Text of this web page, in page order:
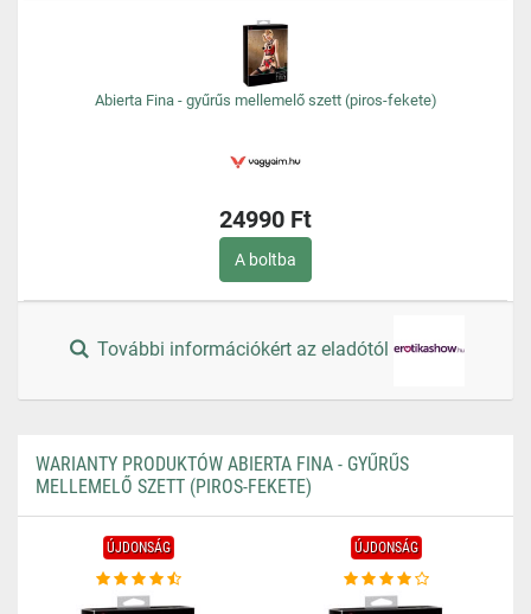
Abierta Fina - gyűrűs mellemelő szett (piros-fekete)
24990 Ft
A boltba
További információkért az eladótól
WARIANTY PRODUKTÓW ABIERTA FINA - GYŰRŰS
MELLEMELŐ SZETT (PIROS-FEKETE)
ÚJDONSÁG ÚJDONSÁG